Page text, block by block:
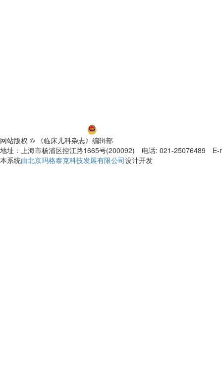
网站版权 © 《临床儿科杂志》编辑部
地址：上海市杨浦区控江路1665号(200092) 电话: 021-25076489 E-
本系统由北京玛格泰克科技发展有限公司设计开发